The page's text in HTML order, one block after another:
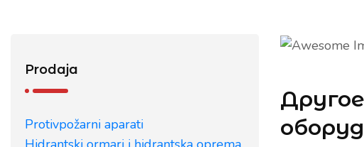
Prodaja
Protivpožarni aparati